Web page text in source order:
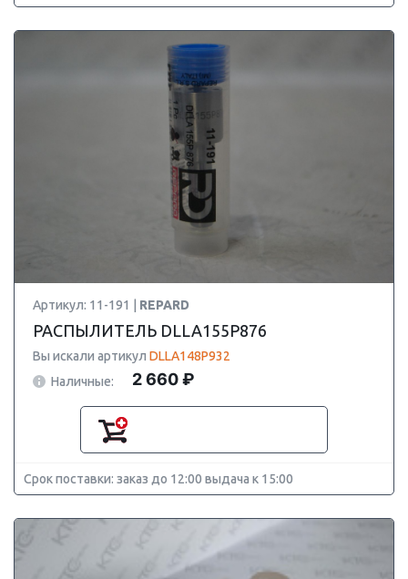
Артикул: 11-191 | REPARD
РАСПЫЛИТЕЛЬ DLLA155P876
Вы искали артикул DLLA148P932
Наличные:
2 660 ₽
Срок поставки: заказ до 12:00 выдача к 15:00